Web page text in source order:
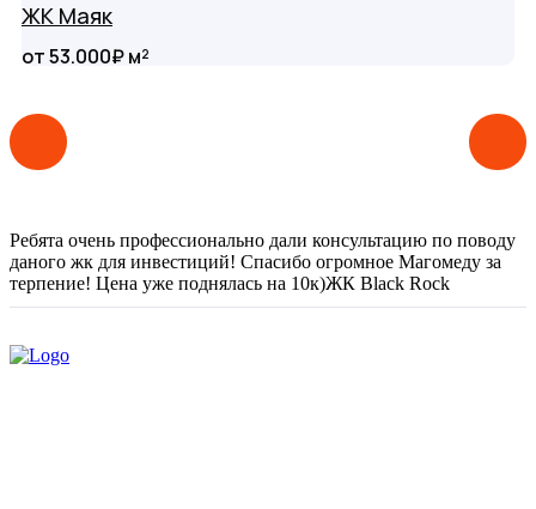
ЖК Маяк
от 53.000₽ м²
Ребята очень профессионально дали консультацию по поводу
даного жк для инвестиций! Спасибо огромное Магомеду за
терпение! Цена уже поднялась на 10к)ЖК Black Rock